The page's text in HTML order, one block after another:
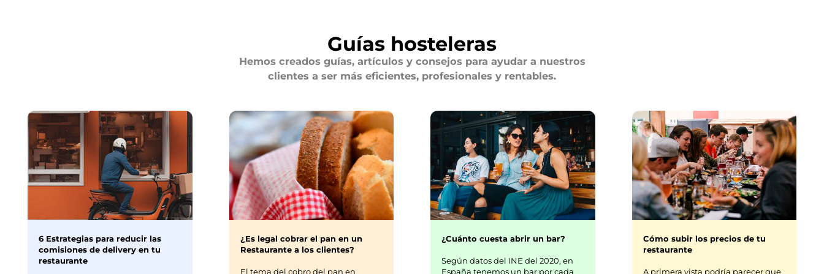
Guías hosteleras
Hemos creados guías, artículos y consejos para ayudar a nuestros
clientes a ser más eficientes, profesionales y rentables.
6 Estrategias para reducir las
comisiones de delivery en tu
restaurante
¿Es legal cobrar el pan en un
Restaurante a los clientes?
El tema del cobro del pan en
¿Cuánto cuesta abrir un bar?
Según datos del INE del 2020, en
España tenemos un bar por cada
Cómo subir los precios de tu
restaurante
A primera vista podría parecer que